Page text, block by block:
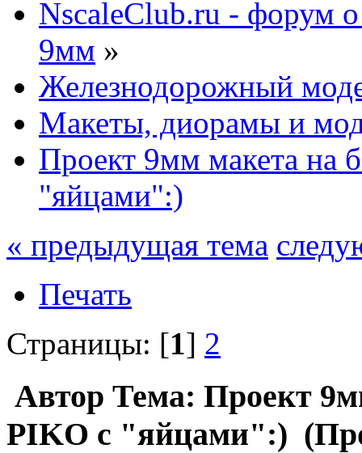
NscaleClub.ru - форум
9мм »
Железнодорожный
Макеты, диорамы и
Проект 9мм макета на
"яйцами":)
« предыдущая тема
Печать
Страницы: [1] 2
Автор Тема: Проект
PIKO с "яйцами":)